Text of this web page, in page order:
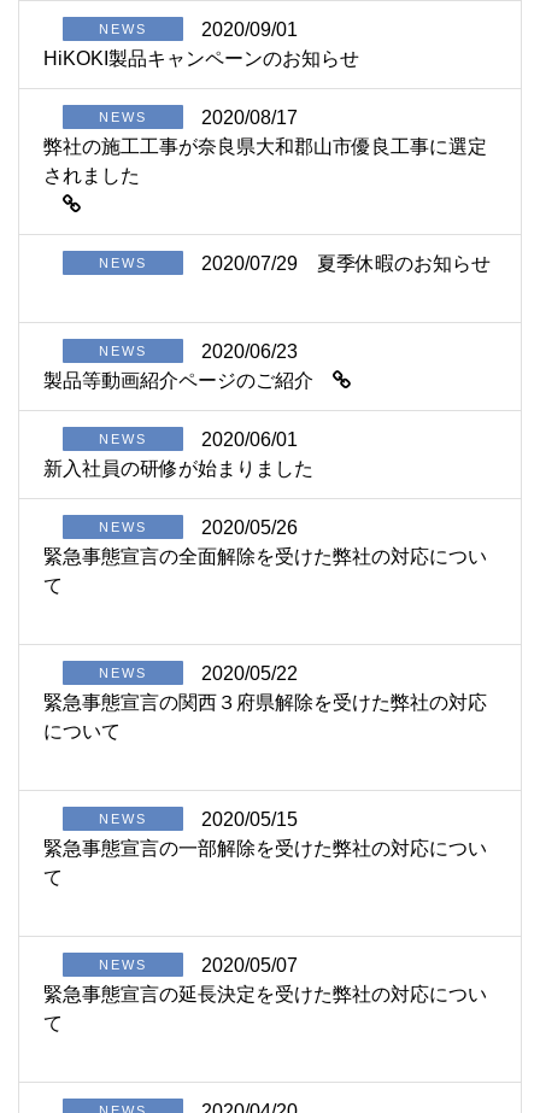
NEWS
2020/09/01
HiKOKI製品キャンペーンのお知らせ
NEWS
2020/08/17
弊社の施工工事が奈良県大和郡山市優良工事に選定
されました
NEWS 2020/07/29 夏季休暇のお知らせ
NEWS
2020/06/23
製品等動画紹介ページのご紹介
NEWS
2020/06/01
新入社員の研修が始まりました
NEWS
2020/05/26
緊急事態宣言の全面解除を受けた弊社の対応につい
て
NEWS
2020/05/22
緊急事態宣言の関西３府県解除を受けた弊社の対応
について
NEWS
2020/05/15
緊急事態宣言の一部解除を受けた弊社の対応につい
て
NEWS
2020/05/07
緊急事態宣言の延長決定を受けた弊社の対応につい
て
NEWS